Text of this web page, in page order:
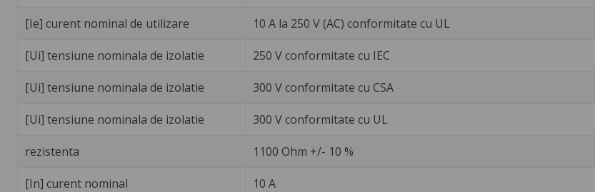
[Ie] curent nominal de utilizare 10 A la 250 V (AC) conformitate cu UL
[Ui] tensiune nominala de izolatie 250 V conformitate cu IEC
[Ui] tensiune nominala de izolatie 300 V conformitate cu CSA
[Ui] tensiune nominala de izolatie 300 V conformitate cu UL
rezistenta 1100 Ohm +/- 10 %
[In] curent nominal 10 A